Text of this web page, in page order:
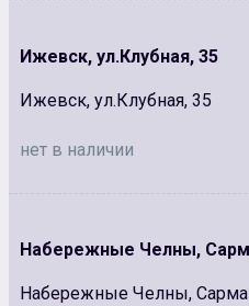
Ижевск, ул.Клубная, 35
Ижевск, ул.Клубная, 35
нет в наличии
Набережные Челны,
Набережные Челны,